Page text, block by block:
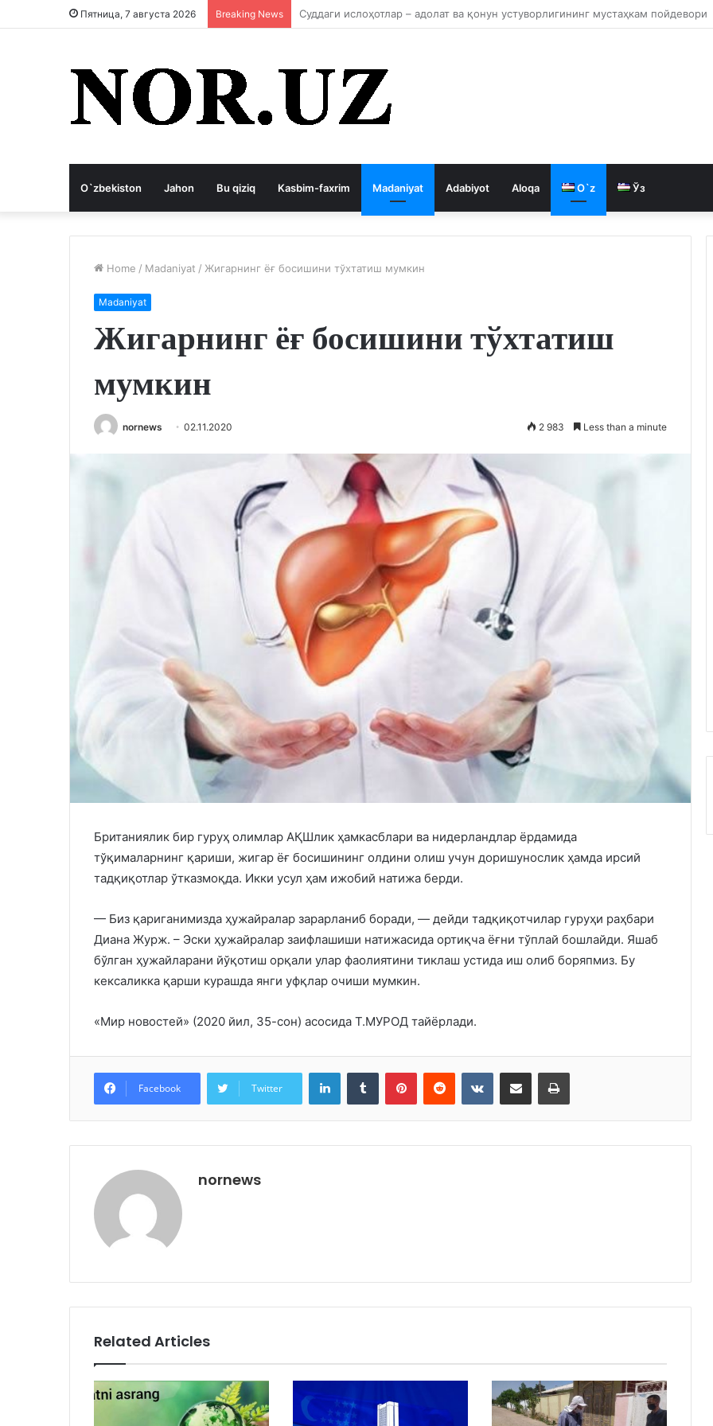
Пятница, 7 августа 2026 Breaking News Коррупция давлатни кемиради
O`zbekiston Jahon Bu qiziq Kasbim-faxrim Madaniyat Adabiyot Aloqa O`z Ўз
Home / Madaniyat / Жигарнинг ёғ босишини тўхтатиш мумкин
Madaniyat
Жигарнинг ёғ босишини тўхтатиш
мумкин
nornews 02.11.2020 2 983 Less than a minute
Британиялик бир гуруҳ олимлар АҚШлик ҳамкасблари ва нидерландлар ёрдамида
тўқималарнинг қариши, жигар ёғ босишининг олдини олиш учун доришунослик ҳамда ирсий
тадқиқотлар ўтказмоқда. Икки усул ҳам ижобий натижа берди.
— Биз қариганимизда ҳужайралар зарарланиб боради, — дейди тадқиқотчилар гуруҳи раҳбари
Диана Журж. – Эски ҳужайралар заифлашиши натижасида ортиқча ёғни тўплай бошлайди. Яшаб
бўлган ҳужайларани йўқотиш орқали улар фаолиятини тиклаш устида иш олиб боряпмиз. Бу
кексаликка қарши курашда янги уфқлар очиши мумкин.
«Мир новостей» (2020 йил, 35-сон) асосида Т.МУРОД тайёрлади.
Facebook Twitter
LinkedInTumblr PinterestReddit VKontakteShare via Email Print
nornews
Related Articles